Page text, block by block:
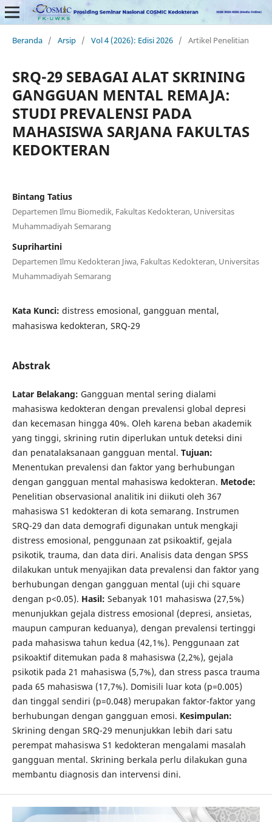
Beranda / Arsip / Vol 4 (2026): Edisi 2026 / Artikel Penelitian
SRQ-29 SEBAGAI ALAT SKRINING
GANGGUAN MENTAL REMAJA:
STUDI PREVALENSI PADA
MAHASISWA SARJANA FAKULTAS
KEDOKTERAN
Bintang Tatius
Departemen Ilmu Biomedik, Fakultas Kedokteran, Universitas
Muhammadiyah Semarang
Suprihartini
Departemen Ilmu Kedokteran Jiwa, Fakultas Kedokteran, Universitas
Muhammadiyah Semarang
Kata Kunci: distress emosional, gangguan mental,
mahasiswa kedokteran, SRQ-29
Abstrak
Latar Belakang: Gangguan mental sering dialami
mahasiswa kedokteran dengan prevalensi global depresi
dan kecemasan hingga 40%. Oleh karena beban akademik
yang tinggi, skrining rutin diperlukan untuk deteksi dini
dan penatalaksanaan gangguan mental. Tujuan:
Menentukan prevalensi dan faktor yang berhubungan
dengan gangguan mental mahasiswa kedokteran. Metode:
Penelitian observasional analitik ini diikuti oleh 367
mahasiswa S1 kedokteran di kota semarang. Instrumen
SRQ-29 dan data demografi digunakan untuk mengkaji
distress emosional, penggunaan zat psikoaktif, gejala
psikotik, trauma, dan data diri. Analisis data dengan SPSS
dilakukan untuk menyajikan data prevalensi dan faktor yang
berhubungan dengan gangguan mental (uji chi square
dengan p<0.05). Hasil: Sebanyak 101 mahasiswa (27,5%)
menunjukkan gejala distress emosional (depresi, ansietas,
maupun campuran keduanya), dengan prevalensi tertinggi
pada mahasiswa tahun kedua (42,1%). Penggunaan zat
psikoaktif ditemukan pada 8 mahasiswa (2,2%), gejala
psikotik pada 21 mahasiswa (5,7%), dan stress pasca trauma
pada 65 mahasiswa (17,7%). Domisili luar kota (p=0.005)
dan tinggal sendiri (p=0.048) merupakan faktor-faktor yang
berhubungan dengan gangguan emosi. Kesimpulan:
Skrining dengan SRQ-29 menunjukkan lebih dari satu
perempat mahasiswa S1 kedokteran mengalami masalah
gangguan mental. Skrining berkala perlu dilakukan guna
membantu diagnosis dan intervensi dini.